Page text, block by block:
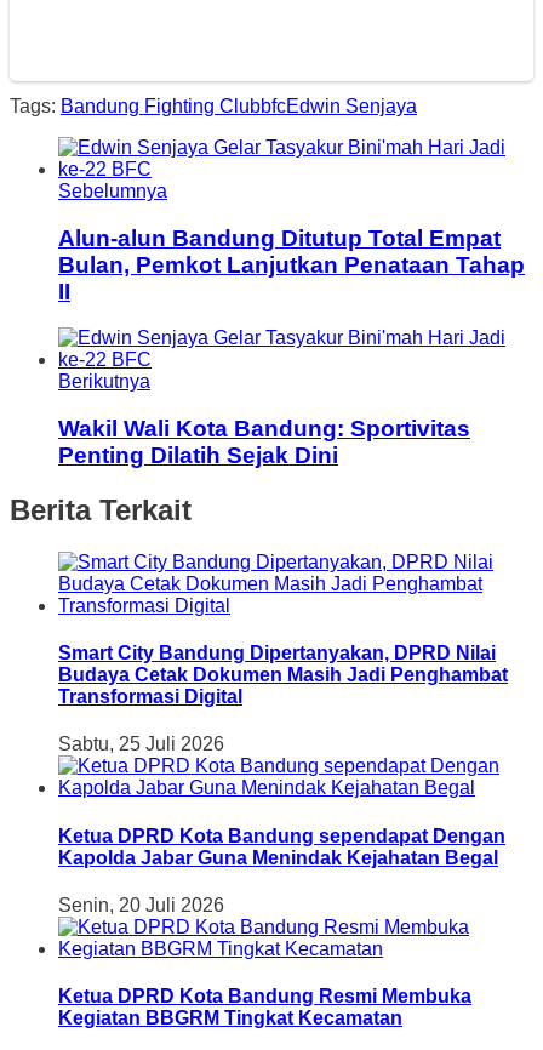
Tags: Bandung Fighting ClubbfcEdwin Senjaya
Sebelumnya
Alun-alun Bandung Ditutup Total Empat
Bulan, Pemkot Lanjutkan Penataan Tahap
II
Berikutnya
Wakil Wali Kota Bandung: Sportivitas
Penting Dilatih Sejak Dini
Berita Terkait
Smart City Bandung Dipertanyakan, DPRD Nilai
Budaya Cetak Dokumen Masih Jadi Penghambat
Transformasi Digital
Sabtu, 25 Juli 2026
Ketua DPRD Kota Bandung sependapat Dengan
Kapolda Jabar Guna Menindak Kejahatan Begal
Senin, 20 Juli 2026
Ketua DPRD Kota Bandung Resmi Membuka
Kegiatan BBGRM Tingkat Kecamatan